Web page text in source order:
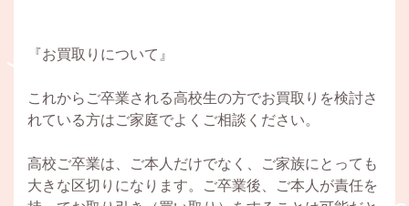
『お買取りについて』
これからご卒業される高校生の方でお買取りを検討さ
れている方はご家庭でよくご相談ください。
高校ご卒業は、ご本人だけでなく、ご家族にとっても
大きな区切りになります。ご卒業後、ご本人が責任を